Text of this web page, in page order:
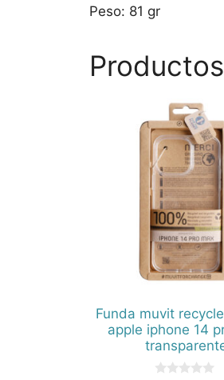
Peso: 81 gr
Funda muvit
apple iphone 14